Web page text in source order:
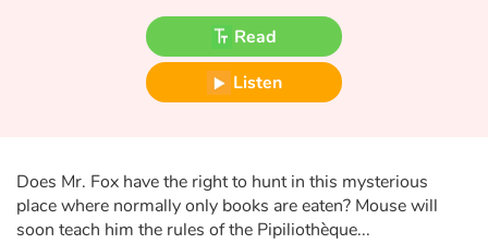
Fable, myth, literature and poetry
Princesses and princes, kings, queens and dragons
Heroines and Heroes
Ecology, nature, seasons
Read
Listen
Does Mr. Fox have the right to hunt in this mysterious
place where normally only books are eaten? Mouse will
soon teach him the rules of the Pipiliothèque...